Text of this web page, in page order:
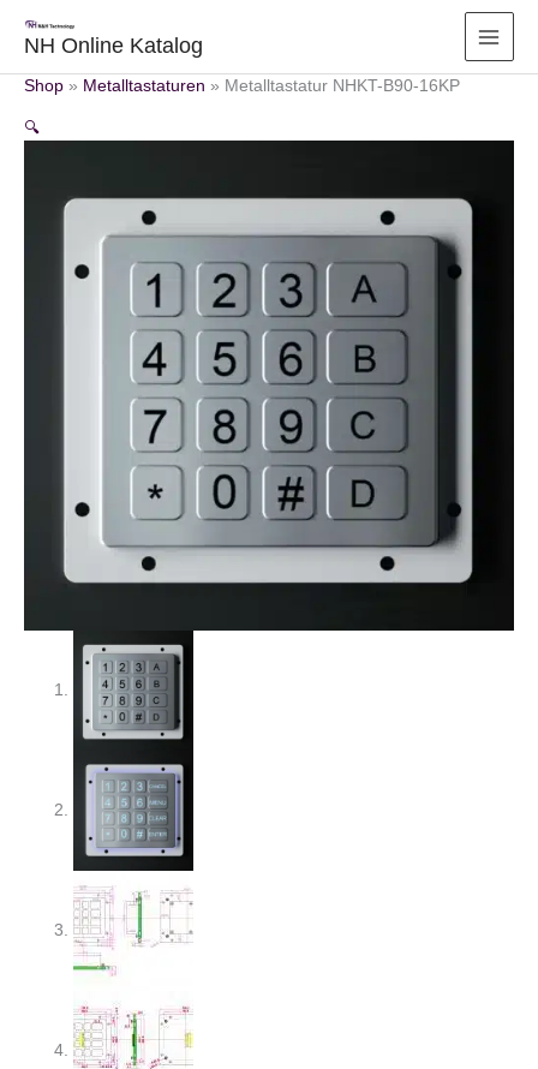
Inhalt
springen
NH Online Katalog
Shop » Metalltastaturen » Metalltastatur NHKT-B90-16KP
🔍